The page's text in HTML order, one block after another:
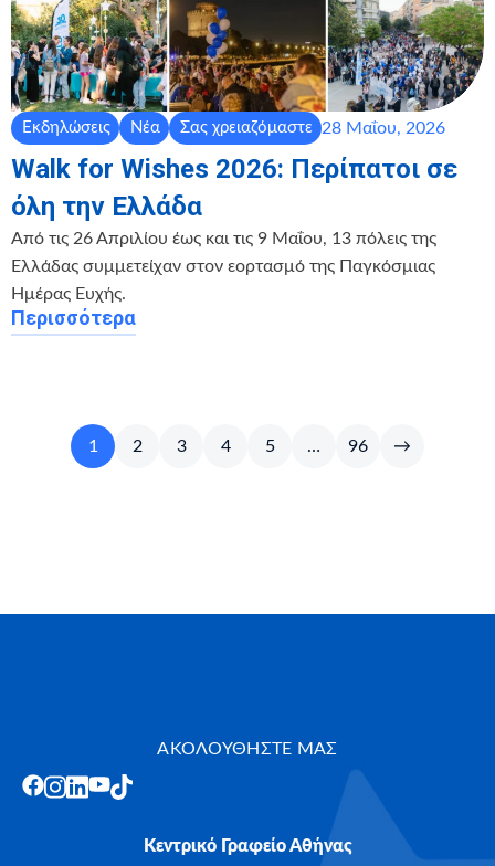
Εκδηλώσεις Νέα Σας χρειαζόμαστε 28 Μαΐου, 2026
Walk for Wishes 2026: Περίπατοι σε
όλη την Ελλάδα
Από τις 26 Απριλίου έως και τις 9 Μαΐου, 13 πόλεις της
Ελλάδας συμμετείχαν στον εορτασμό της Παγκόσμιας
Ημέρας Ευχής.
Περισσότερα
1 2 3 4 5 … 96 →
ΑΚΟΛΟΥΘΗΣΤΕ ΜΑΣ
Κεντρικό Γραφείο Αθήνας